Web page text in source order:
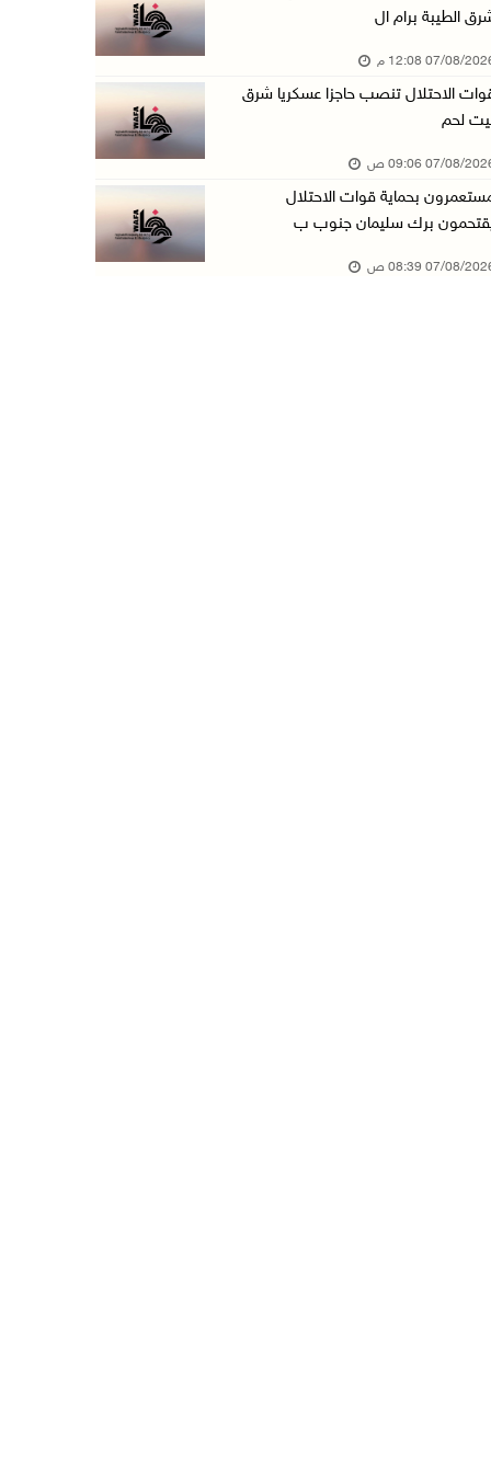
تواصل انتهاكات الاحتلال والمستعمرين: اعتقالات ...
06/آب/2026 10:49 م
الطيبة برام ال
08/2026 12:08 م
الاحتلال تنصب حاجزا عسكريا شرق
لحم
08/2026 09:06 ص
بحماية قوات الاحتلال
برك سليمان جنوب ب
08/2026 08:39 ص